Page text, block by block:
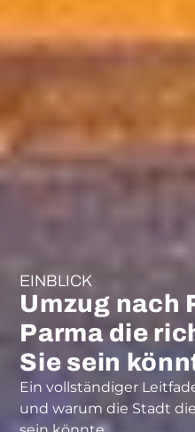
EINBLICK
Umzug nach
Parma die
Sie sein
Ein vollständiger
und warum die Stadt